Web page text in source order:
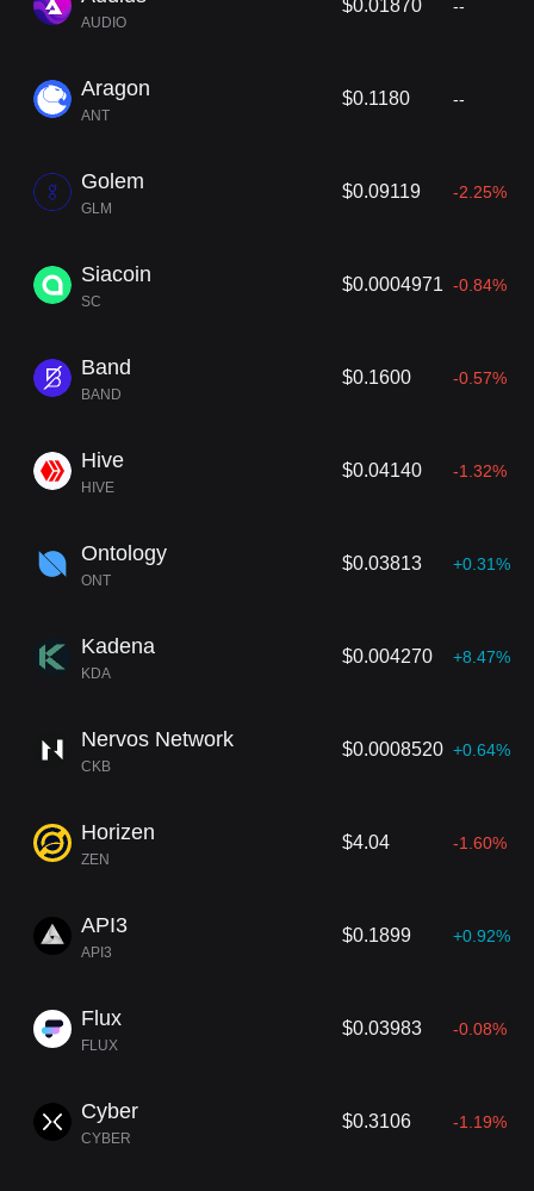
AUDIO
$0.01870 --
Aragon
ANT
$0.1180 --
Golem
GLM
$0.09119 -2.25%
Siacoin
SC
$0.0004971 -0.84%
Band
BAND
$0.1600 -0.57%
Hive
HIVE
$0.04140 -1.32%
Ontology
ONT
$0.03813 +0.31%
Kadena
KDA
$0.004270 +8.47%
Nervos Network
CKB
$0.0008520 +0.64%
Horizen
ZEN
$4.04 -1.60%
API3
API3
$0.1899 +0.92%
Flux
FLUX
$0.03983 -0.08%
Cyber
CYBER
$0.3106 -1.19%